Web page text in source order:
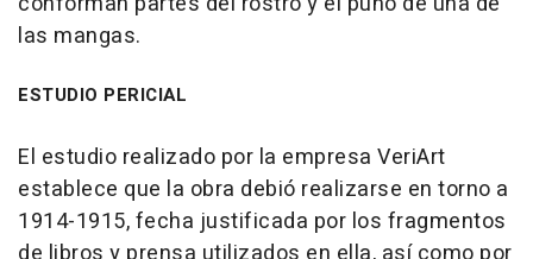
las mangas.
ESTUDIO PERICIAL
El estudio realizado por la empresa VeriArt
establece que la obra debió realizarse en torno a
1914-1915, fecha justificada por los fragmentos